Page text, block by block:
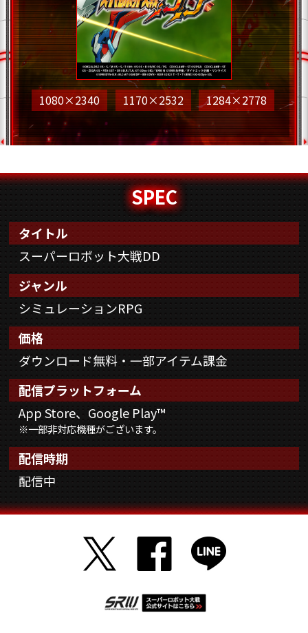
1080×2340 1170×2532 1284×2778
SPEC
タイトル
スーパーロボット大戦DD
ジャンル
シミュレーションRPG
価格
ダウンロード無料・一部アイテム課金
配信プラットフォーム
App Store、Google Play™
※一部非対応機種がございます。
配信時期
配信中